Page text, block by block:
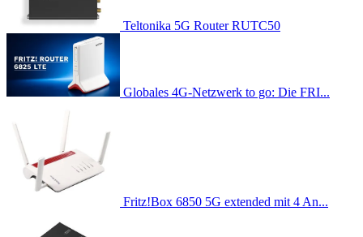
Teltonika 5G Router RUTC50
Globales 4G-Netzwerk to go: Die FRI...
Fritz!Box 6850 5G extended mit 4 An...